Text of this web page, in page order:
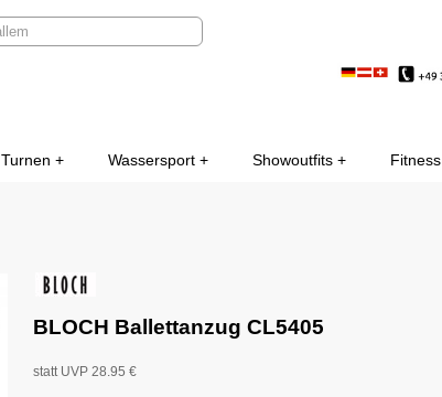
Turnen Wassersport Showoutfits Fitness
BLOCH Ballettanzug CL5405
statt UVP 28.95 €